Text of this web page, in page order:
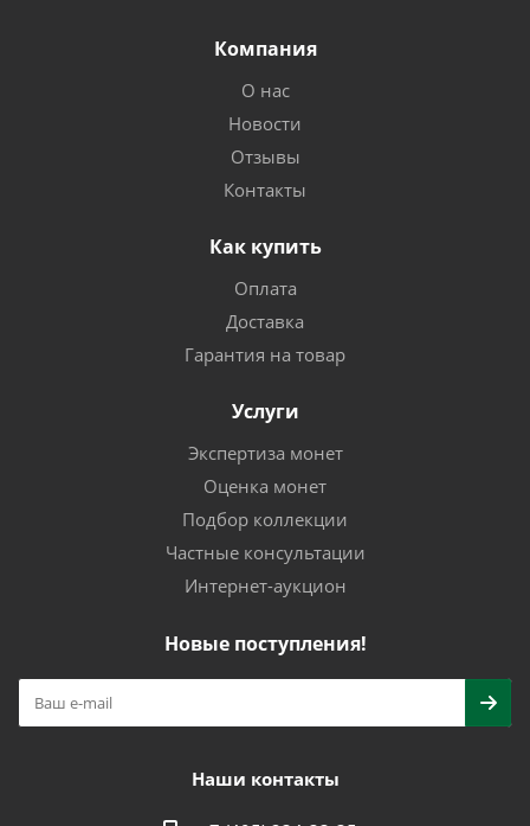
Компания
О нас
Новости
Отзывы
Контакты
Как купить
Оплата
Доставка
Гарантия на товар
Услуги
Экспертиза монет
Оценка монет
Подбор коллекции
Частные консультации
Интернет-аукцион
Новые поступления!
Наши контакты